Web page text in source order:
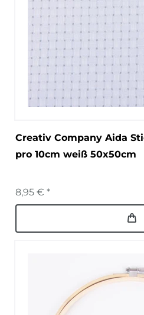
Creativ Company Aida
pro 10cm weiß 50x50cm
8,95 € *